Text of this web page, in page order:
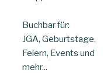
Buchbar für:
JGA, Geburtstage,
Feiern, Events und
mehr...